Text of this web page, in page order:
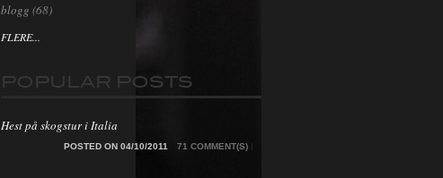
blogg (68)
FLERE...
POPULAR POSTS
Hest på skogstur i Italia
71 COMMENT(S)
POSTED ON 04/10/2011